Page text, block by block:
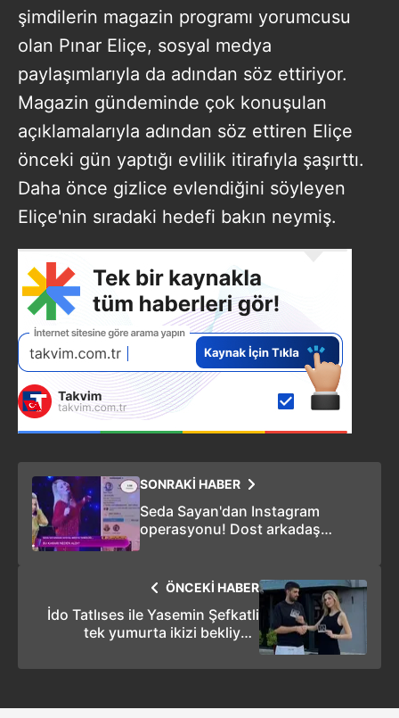
şimdilerin magazin programı yorumcusu
olan Pınar Eliçe, sosyal medya
paylaşımlarıyla da adından söz ettiriyor.
Magazin gündeminde çok konuşulan
açıklamalarıyla adından söz ettiren Eliçe
önceki gün yaptığı evlilik itirafıyla şaşırttı.
Daha önce gizlice evlendiğini söyleyen
Eliçe'nin sıradaki hedefi bakın neymiş.
SONRAKİ HABER
Seda Sayan'dan Instagram
operasyonu! Dost arkadaş
ÖNCEKİ HABER
İdo Tatlıses ile Yasemin Şefkatli
tek yumurta ikizi bekliyor!
gün sayıyor